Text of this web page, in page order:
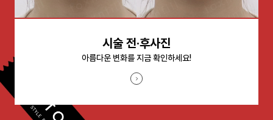
시술 전·후사진
아름다운 변화를 지금 확인하세요!